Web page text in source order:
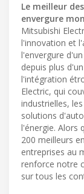
Le meilleur
envergure
Mitsubishi
l'innovation et
l'envergure
depuis plus
l'intégration
Electric, qui
industrielles,
solutions
l'énergie. Alors
200 meilleurs
entreprises au
renforce notre
sur tous les